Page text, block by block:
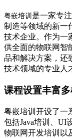
粤嵌培训 是一家专
制造等领域的新一
技术企业。作为一
供全面的物联网智
品和解决方案，还
技术领域的专业人
课程设置丰富
粤嵌培训开设了一
包括Java培训、UI
物联网开发培训以